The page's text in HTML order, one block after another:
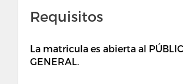
Requisitos
La matricula es abierta al
GENERAL.